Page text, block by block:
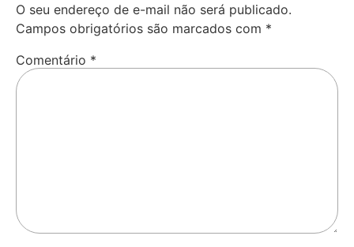
O seu endereço de e-mail não será publicado.
Campos obrigatórios são marcados com *
Comentário *